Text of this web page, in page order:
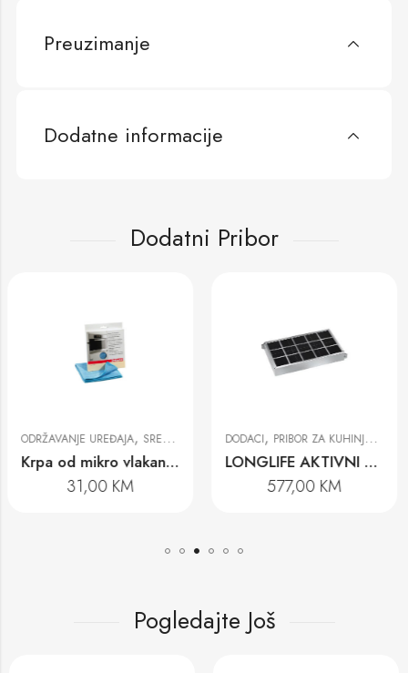
Preuzimanje
Dodatne informacije
Dodatni Pribor
DODACI,PRIBOR ZA KUHINJSKE NAPE
LONGLIFE AKTIVNI UGLJENI FILTER DKF 29-R
577,00KM
DODACI,PRIBOR ZA KUHINJSKE NAPE
SENSITIVE AIRCLEAN FILTER DKF 29-S
241,00KM
Pogledajte Još